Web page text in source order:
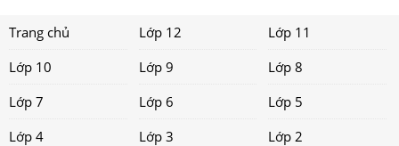
Trang chủ Lớp 12
Lớp 11
Lớp 10
Lớp 9
Lớp 8
Lớp 7
Lớp 6
Lớp 5
Lớp 4
Lớp 3
Lớp 2